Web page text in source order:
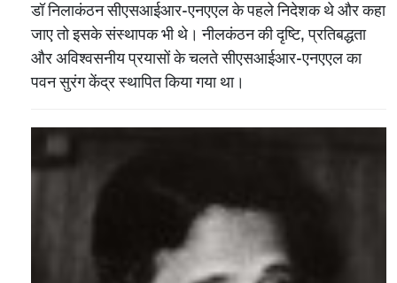
डॉ निलाकंठन सीएसआईआर-एनएएल के पहले निदेशक थे और कहा
जाए तो इसके संस्थापक भी थे। नीलकंठन की दृष्टि, प्रतिबद्धता
और अविश्वसनीय प्रयासों के चलते सीएसआईआर-एनएएल का
पवन सुरंग केंद्र स्थापित किया गया था।